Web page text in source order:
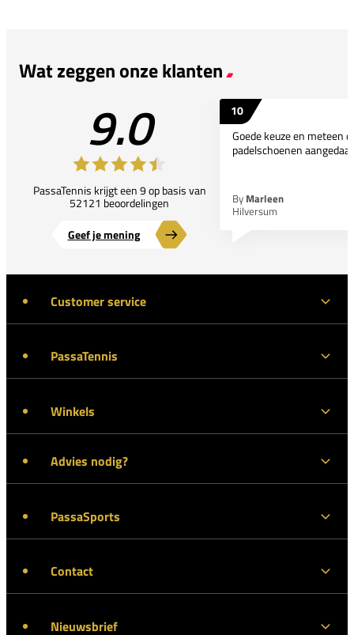
Wat zeggen onze klanten
9.0
PassaTennis krijgt een 9 op basis van
52121 beoordelingen
Geef je mening
10
Goede keuze en meteen
padelschoenen
By Marleen
Hilversum
Customer service
PassaTennis
Winkels
Advies nodig?
PassaSports
Contact
Nieuwsbrief